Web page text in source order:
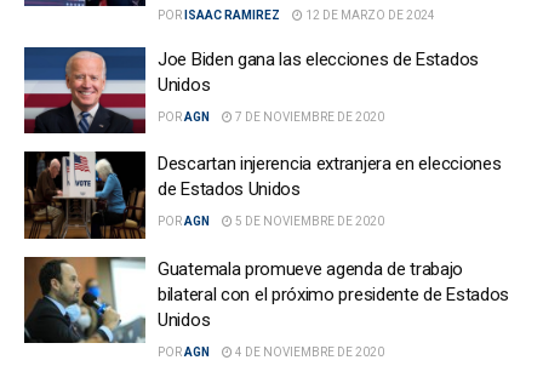
POR ISAAC RAMIREZ 12 DE MARZO DE 2024
Joe Biden gana las elecciones de Estados
Unidos
PORAGN 7 DE NOVIEMBRE DE 2020
Descartan injerencia extranjera en elecciones
de Estados Unidos
PORAGN 5 DE NOVIEMBRE DE 2020
Guatemala promueve agenda de trabajo
bilateral con el próximo presidente de Estados
Unidos
PORAGN 4 DE NOVIEMBRE DE 2020